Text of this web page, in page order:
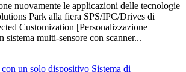
nuovamente le applicazioni delle tecnologie
Park alla fiera SPS/IPC/Drives di
Customization [Personalizzazione
sistema multi-sensore con scanner...